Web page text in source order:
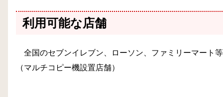
利用可能な店舗
全国のセブンイレブン、ローソン、ファミリーマート等
（マルチコピー機設置店舗）